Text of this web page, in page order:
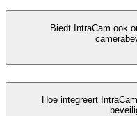
Biedt IntraCam ook
Hoe integreert